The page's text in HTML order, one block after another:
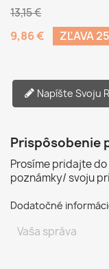
13,15 €
9,86 € ZĽAVA
Napíšte Svoju
Prispôsobenie
Prosíme pridajte
poznámky/ svoju
Dodatočné